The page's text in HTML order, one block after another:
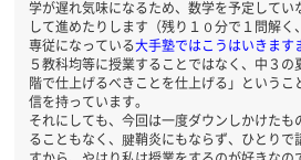
学が遅れ気味になるため、数学を予定してい
して進めたりします（残り１０分で１問解
専従になっている大手塾ではこうはいきます
５教科均等に授業することではなく、中３
階で仕上げるべきことを仕上げる」というこ
信を持っています。
それにしても、今回は一度ダウンしかけた
ることもなく、腱鞘炎にもならず、ひとりで